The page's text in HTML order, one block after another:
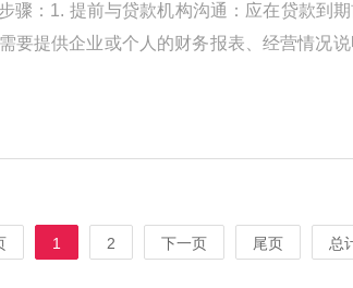
骤：1. 提前与贷款机构沟通：应在贷款到
要提供企业或个人的财务报表、经营情况
1 2 下一页 尾页 总